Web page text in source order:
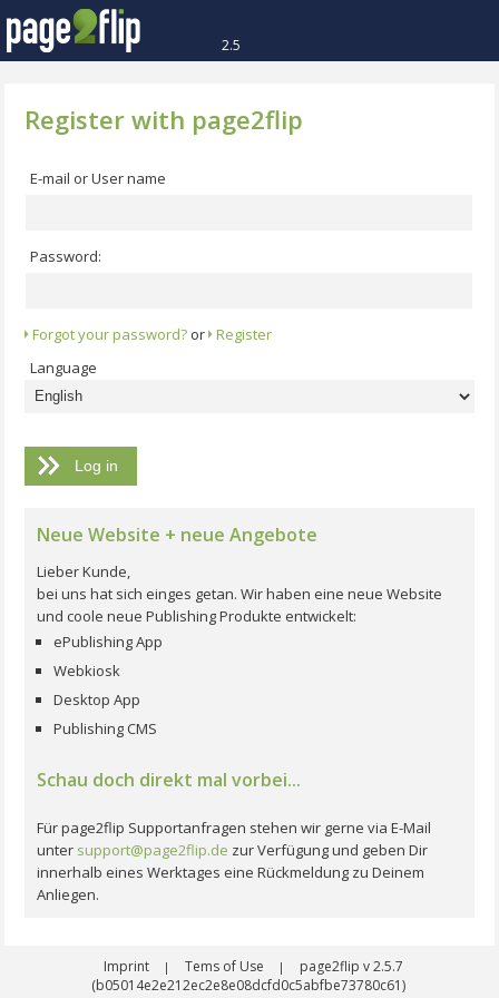
2.5
Register with page2flip
E-mail or User name
Password:
Forgot your password? or Register
Language
Neue Website + neue Angebote
Lieber Kunde,
bei uns hat sich einges getan. Wir haben eine neue Website
und coole neue Publishing Produkte entwickelt:
ePublishing App
Webkiosk
Desktop App
Publishing CMS
Schau doch direkt mal vorbei...
Für page2flip Supportanfragen stehen wir gerne via E-Mail
unter support@page2flip.de zur Verfügung und geben Dir
innerhalb eines Werktages eine Rückmeldung zu Deinem
Anliegen.
Imprint | Tems of Use |
page2flip v 2.5.7
(b05014e2e212ec2e8e08dcfd0c5abfbe73780c61)